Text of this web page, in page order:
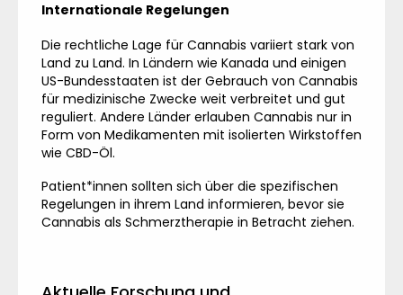
Internationale Regelungen
Die rechtliche Lage für Cannabis variiert stark von
Land zu Land. In Ländern wie Kanada und einigen
US-Bundesstaaten ist der Gebrauch von Cannabis
für medizinische Zwecke weit verbreitet und gut
reguliert. Andere Länder erlauben Cannabis nur in
Form von Medikamenten mit isolierten Wirkstoffen
wie CBD-Öl.
Patient*innen sollten sich über die spezifischen
Regelungen in ihrem Land informieren, bevor sie
Cannabis als Schmerztherapie in Betracht ziehen.